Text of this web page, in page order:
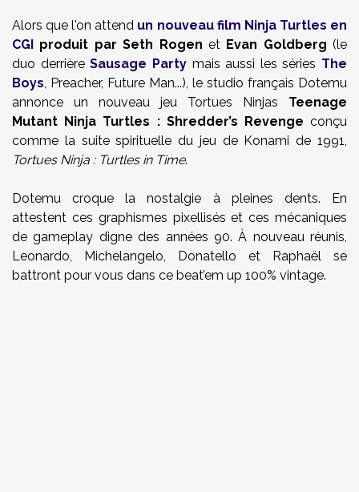
Alors que l'on attend un nouveau film Ninja Turtles en
CGI produit par Seth Rogen et Evan Goldberg (le
duo derrièreSausage Partymais aussi les séries The
Boys, Preacher, Future Man...), le studio français Dotemu
annonce un nouveau jeu Tortues Ninjas Teenage
Mutant Ninja Turtles : Shredder’s Revenge conçu
comme la suite spirituelle du jeu de Konami de 1991,
Tortues Ninja : Turtles in Time.
Dotemu croque la nostalgie à pleines dents. En
attestent ces graphismes pixellisés et ces mécaniques
de gameplay digne des années 90. À nouveau réunis,
Leonardo, Michelangelo, Donatello et Raphaël se
battront pour vous dans ce beat’em up 100% vintage.